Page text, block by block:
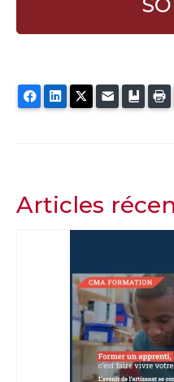
FacebookLinkedInTwitter
E-mail
Articles